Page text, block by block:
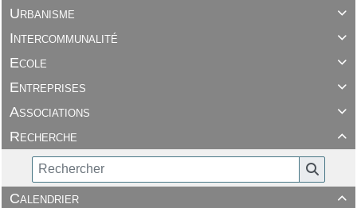

Urbanisme

Intercommunalité

Ecole

Entreprises

Associations

Recherche

Calendrier